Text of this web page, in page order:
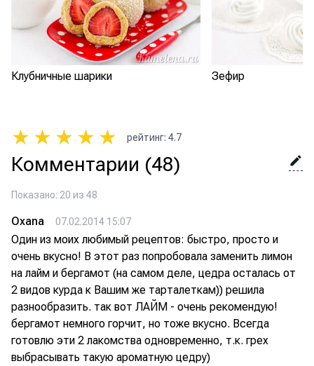
Клубничные шарики Зефир
★ ★ ★ ★ ★ рейтинг: 4.7
Комментарии (48)
Показано: 20 из 48
Oxana 07.02.2014 15:07
Один из моих любимый рецептов: быстро, просто и
очень вкусно! В этот раз попробовала заменить лимон
на лайм и бергамот (на самом деле, цедра осталась от
2 видов курда к Вашим же тарталеткам)) решила
разнообразить. так вот ЛАЙМ - очень рекомендую!
бергамот немного горчит, но тоже вкусно. Всегда
готовлю эти 2 лакомства одновременно, т.к. грех
выбрасывать такую ароматную цедру)